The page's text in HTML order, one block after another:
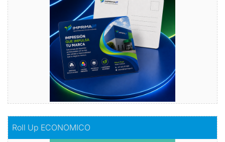
postales.
Comprar
Roll Up ECONOMICO
Comprar